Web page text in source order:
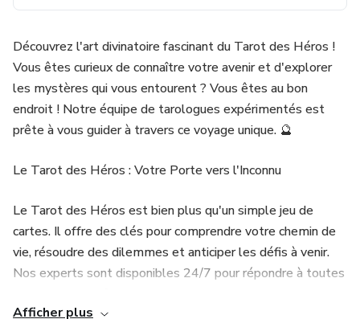
Découvrez l'art divinatoire fascinant du Tarot des Héros !
Vous êtes curieux de connaître votre avenir et d'explorer
les mystères qui vous entourent ? Vous êtes au bon
endroit ! Notre équipe de tarologues expérimentés est
prête à vous guider à travers ce voyage unique. 🔮
Le Tarot des Héros : Votre Porte vers l'Inconnu
Le Tarot des Héros est bien plus qu'un simple jeu de
cartes. Il offre des clés pour comprendre votre chemin de
vie, résoudre des dilemmes et anticiper les défis à venir.
Nos experts sont disponibles 24/7 pour répondre à toutes
Afficher plus